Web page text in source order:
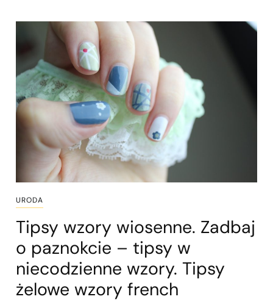
URODA
Tipsy wzory wiosenne. Zadbaj
o paznokcie – tipsy w
niecodzienne wzory. Tipsy
żelowe wzory french